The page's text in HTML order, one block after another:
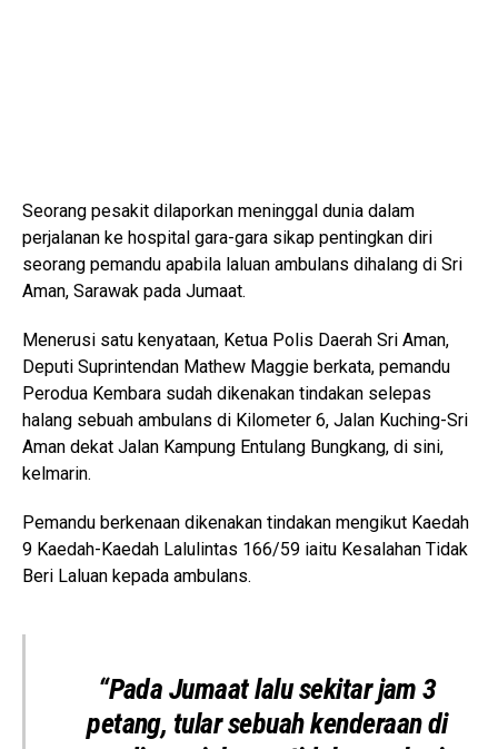
Seorang pesakit dilaporkan meninggal dunia dalam
perjalanan ke hospital gara-gara sikap pentingkan diri
seorang pemandu apabila laluan ambulans dihalang di Sri
Aman, Sarawak pada Jumaat.
Menerusi satu kenyataan, Ketua Polis Daerah Sri Aman,
Deputi Suprintendan Mathew Maggie berkata, pemandu
Perodua Kembara sudah dikenakan tindakan selepas
halang sebuah ambulans di Kilometer 6, Jalan Kuching-Sri
Aman dekat Jalan Kampung Entulang Bungkang, di sini,
kelmarin.
Pemandu berkenaan dikenakan tindakan mengikut Kaedah
9 Kaedah-Kaedah Lalulintas 166/59 iaitu Kesalahan Tidak
Beri Laluan kepada ambulans.
“Pada Jumaat lalu sekitar jam 3
petang, tular sebuah kenderaan di